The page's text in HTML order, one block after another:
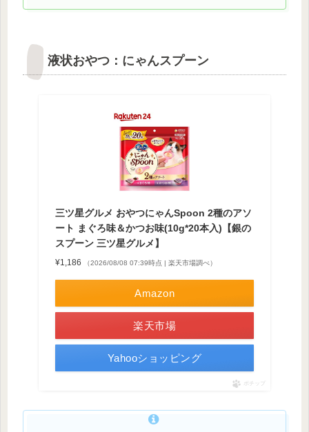
液状おやつ：にゃんスプーン
三ツ星グルメ おやつにゃんSpoon 2種のアソ
ート まぐろ味＆かつお味(10g*20本入)【銀の
スプーン 三ツ星グルメ】
¥1,186 （2026/08/08 07:39時点 | 楽天市場調べ）
Amazon
楽天市場
Yahooショッピング
ポチップ